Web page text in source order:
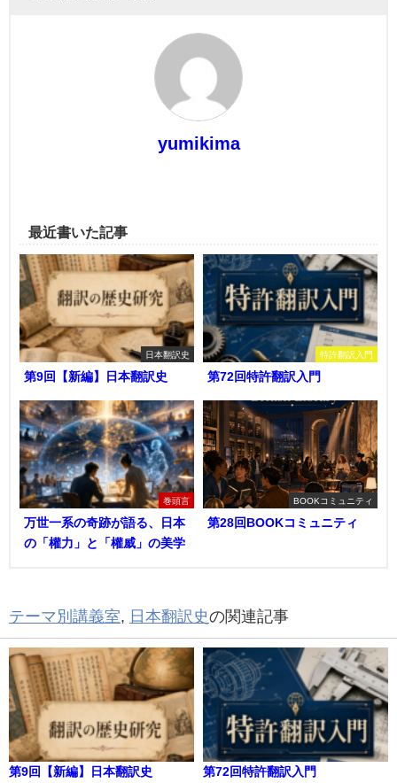
yumikima
最近書いた記事
日本翻訳史
第9回【新編】日本翻訳史
特許翻訳入門
第72回特許翻訳入門
巻頭言
万世一系の奇跡が語る、日本
の「權力」と「權威」の美学
BOOKコミュニティ
第28回BOOKコミュニティ
テーマ別講義室 日本翻訳史の関連記事
第9回【新編】日本翻訳史 第72回特許翻訳入門